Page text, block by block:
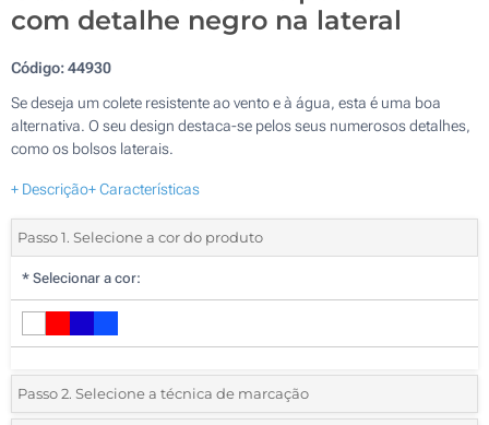
com detalhe negro na lateral
Código:44930
Se deseja um colete resistente ao vento e à água, esta é uma boa
alternativa. O seu design destaca-se pelos seus numerosos detalhes,
como os bolsos laterais.
+ Descrição+ Características
Passo 1. Selecione a cor do produto
* Selecionar a cor:
Passo 2. Selecione a técnica de marcação